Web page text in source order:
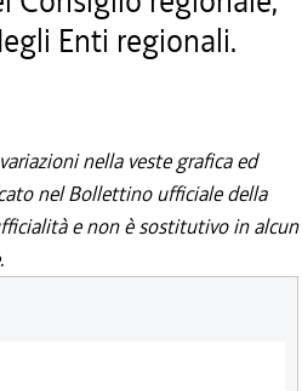
Enti regionali.
nella veste grafica ed
nel Bollettino ufficiale della
e non è sostitutivo in alcun